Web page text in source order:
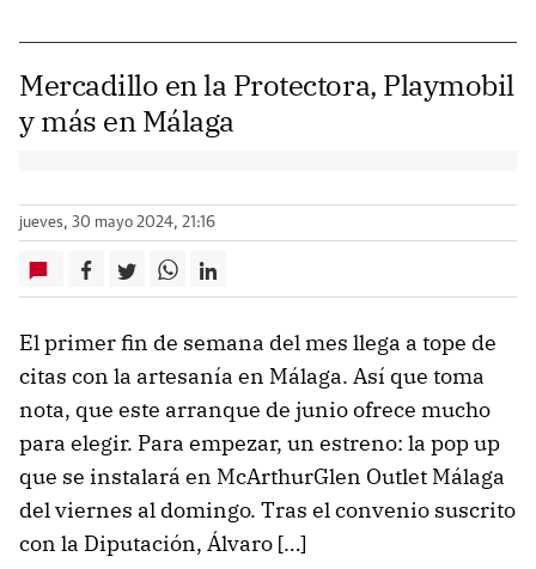
Mercadillo en la Protectora, Playmobil
y más en Málaga
jueves, 30 mayo 2024, 21:16
El primer fin de semana del mes llega a tope de
citas con la artesanía en Málaga. Así que toma
nota, que este arranque de junio ofrece mucho
para elegir. Para empezar, un estreno: la pop up
que se instalará en McArthurGlen Outlet Málaga
del viernes al domingo. Tras el convenio suscrito
con la Diputación, Álvaro […]